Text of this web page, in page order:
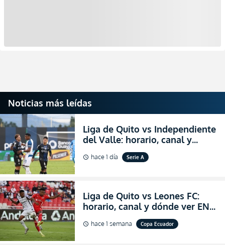
Noticias más leídas
Liga de Quito vs Independiente
del Valle: horario, canal y
dónde ver EN VIVO el
partidazo por la fecha 24 de la
schedule hace 1 día Serie A
Liga de Quito vs Leones FC:
horario, canal y dónde ver EN
VIVO los octavos de final de la
Copa Ecuador 2026
schedule hace 1 semana Copa Ecuador